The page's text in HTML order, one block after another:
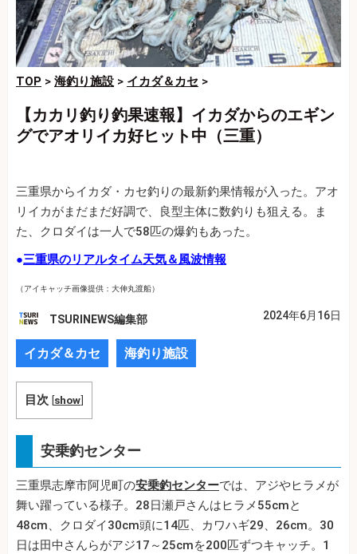
TOP > 海釣り施設 > イカダ＆カセ >
【カカリ釣り釣果速報】イカダからのエギン
グでアオリイカ好ヒット中（三重）
三重県からイカダ・カセ釣りの最新釣果情報が入った。アオ
リイカがまだまだ好調で、良型主体に数釣りも狙える。ま
た、クロダイは一人で58匹の爆釣もあった。
●三重県のリアルタイム天気＆風波情報
（アイキャッチ画像提供：大伸丸渡船）
TSURINEWS編集部 2024年6月16日
イカダ＆カセ 海釣り施設
目次 [show]
安乗釣センター
三重県志摩市阿児町の安乗釣センターでは、アジやヒラメが
舞い躍っている様子。28日瀬戸さんはヒラメ55cmと
48cm、クロダイ30cm頭に14匹、カワハギ29、26cm。30
日は田中さんらがアジ17～25cmを200匹ずつキャッチ。1